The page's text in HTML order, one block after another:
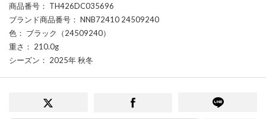
商品番号 ： TH426DC035696
ブランド商品番号 ： NNB72410 24509240
色 ： ブラック（24509240）
重さ ： 210.0g
シーズン ： 2025年 秋冬